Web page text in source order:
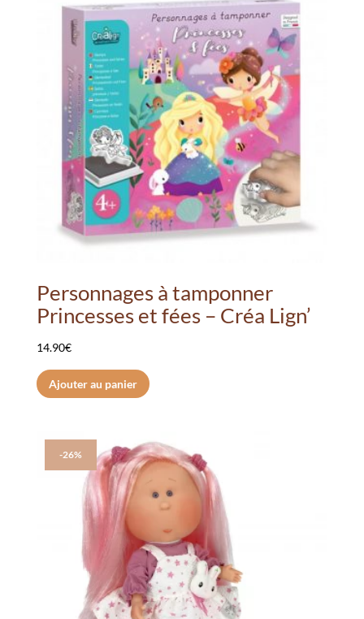
Personnages à tamponner
Princesses et fées – Créa Lign’
14.90€
Ajouter au panier
-26%